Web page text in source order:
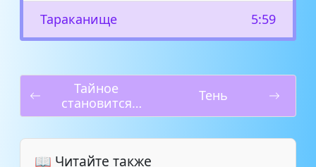
Тараканище 5:59
Тайное
становится
явным
Тень
📖 Читайте также